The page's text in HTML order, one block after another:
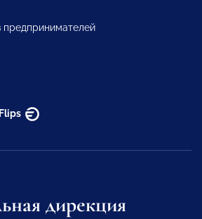
Flips
дирекция